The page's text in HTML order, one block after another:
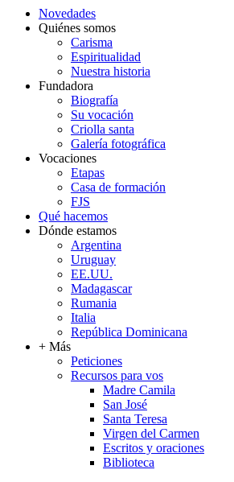
Novedades
Quiénes somos
Carisma
Espiritualidad
Nuestra historia
Fundadora
Biografía
Su vocación
Criolla santa
Galería fotográfica
Vocaciones
Etapas
Casa de formación
FJS
Qué hacemos
Dónde estamos
Argentina
Uruguay
EE.UU.
Madagascar
Rumania
Italia
República Dominicana
+ Más
Peticiones
Recursos para vos
Madre Camila
San José
Santa Teresa
Virgen del Carmen
Escritos y oraciones
Biblioteca